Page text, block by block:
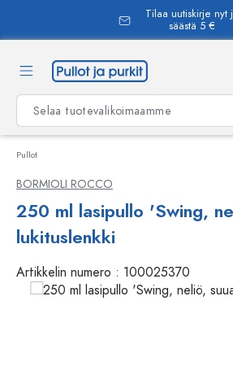
Tilaa uutiskirje nyt
säästä 5 €
Pullot
BORMIOLI ROCCO
250 ml lasipullo 'Swing,
lukituslenkki
Artikkelin numero : 100025370